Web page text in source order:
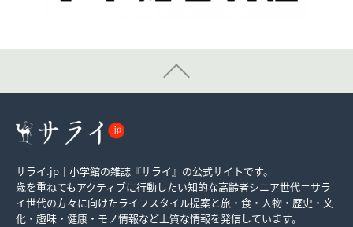
サライ.jp｜小学館の雑誌『サライ』の公式サイトです。
歳を重ねてもアクティブに行動したい知的な高齢者シニア世代＝サラ
イ世代の方々に向けたライフスタイル提案と旅・食・人物・歴史・文
化・趣味・健康・モノ情報など上質な情報を発信しています。